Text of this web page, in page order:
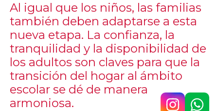
Al igual que los niños, las familias
también deben adaptarse a esta
nueva etapa. La confianza, la
tranquilidad y la disponibilidad de
los adultos son claves para que la
transición del hogar al ámbito
escolar se dé de manera
armoniosa.